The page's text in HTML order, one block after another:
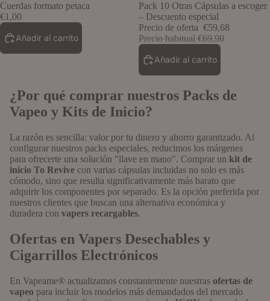
Cuerdas formato petaca
€1,00
Añadir al carrito
Pack 10 Otras Cápsulas a escoger
– Descuento especial
Precio de oferta €59,68
Precio habitual €69,90
Añadir al carrito
¿Por qué comprar nuestros Packs de
Vapeo y Kits de Inicio?
La razón es sencilla: valor por tu dinero y ahorro garantizado. Al
configurar nuestros packs especiales, reducimos los márgenes
para ofrecerte una solución "llave en mano". Comprar un kit de
inicio To Revive con varias cápsulas incluidas no solo es más
cómodo, sino que resulta significativamente más barato que
adquirir los componentes por separado. Es la opción preferida por
nuestros clientes que buscan una alternativa económica y
duradera con vapers recargables.
Ofertas en Vapers Desechables y
Cigarrillos Electrónicos
En Vapeame® actualizamos constantemente nuestras ofertas de
vapeo para incluir los modelos más demandados del mercado